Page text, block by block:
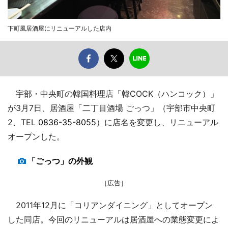
下町風居酒屋にリニューアルした店内
宇部・中央町の韓国料理店「韓COCK（ハンコック）」
が3月7日、居酒屋「二丁目酒場 ごっつ」（宇部市中央町
2、TEL 0836-35-8055）に店名を変更し、リニューアル
オープンした。
「ごっつ」の外観
［広告］
2011年12月に「コリアンダイニング」としてオープン
した同店。今回のリニューアルは居酒屋への業態変更によ